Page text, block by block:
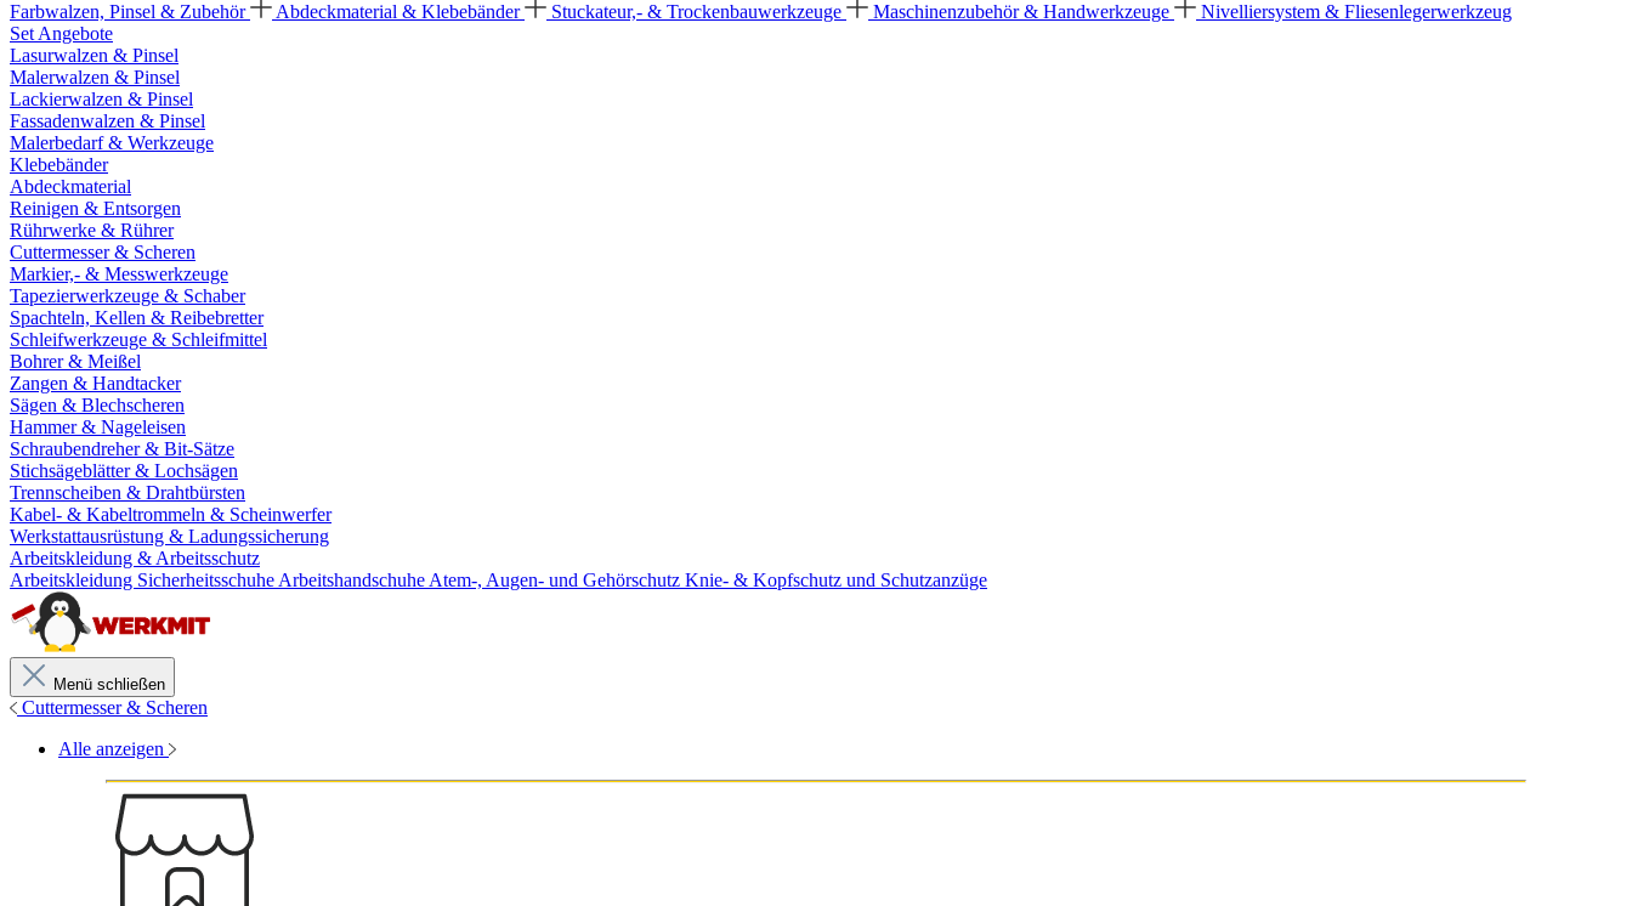
Farbwalzen, Pinsel & Zubehör
Abdeckmaterial & Klebebänder Stuckateur,- & Trockenbauwerkzeuge Maschinenzubehör & Handwerkzeuge
Nivelliersystem & Fliesenlegerwerkzeug
Set Angebote
Lasurwalzen & Pinsel
Malerwalzen & Pinsel
Lackierwalzen & Pinsel
Fassadenwalzen & Pinsel
Malerbedarf & Werkzeuge
Klebebänder
Abdeckmaterial
Reinigen & Entsorgen
Rührwerke & Rührer
Cuttermesser & Scheren
Markier,- & Messwerkzeuge
Tapezierwerkzeuge & Schaber
Spachteln, Kellen & Reibebretter
Schleifwerkzeuge & Schleifmittel
Bohrer & Meißel
Zangen & Handtacker
Sägen & Blechscheren
Hammer & Nageleisen
Schraubendreher & Bit-Sätze
Stichsägeblätter & Lochsägen
Trennscheiben & Drahtbürsten
Kabel- & Kabeltrommeln & Scheinwerfer
Werkstattausrüstung & Ladungssicherung
Arbeitskleidung & Arbeitsschutz
Arbeitskleidung Sicherheitsschuhe Arbeitshandschuhe Atem-, Augen- und Gehörschutz Knie- & Kopfschutz und Schutzanzüge
Menü schließen
Cuttermesser & Scheren
Alle anzeigen